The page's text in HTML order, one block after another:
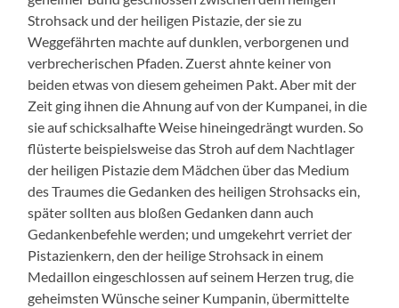
Strohsack und der heiligen Pistazie, der sie zu
Weggefährten machte auf dunklen, verborgenen und
verbrecherischen Pfaden. Zuerst ahnte keiner von
beiden etwas von diesem geheimen Pakt. Aber mit der
Zeit ging ihnen die Ahnung auf von der Kumpanei, in die
sie auf schicksalhafte Weise hineingedrängt wurden. So
flüsterte beispielsweise das Stroh auf dem Nachtlager
der heiligen Pistazie dem Mädchen über das Medium
des Traumes die Gedanken des heiligen Strohsacks ein,
später sollten aus bloßen Gedanken dann auch
Gedankenbefehle werden; und umgekehrt verriet der
Pistazienkern, den der heilige Strohsack in einem
Medaillon eingeschlossen auf seinem Herzen trug, die
geheimsten Wünsche seiner Kumpanin, übermittelte